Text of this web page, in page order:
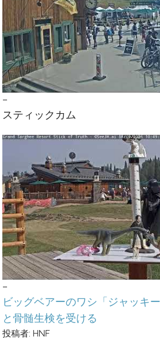
–
スティックカム
–
ビッグベアーのワシ「ジャッキ
と骨髄生検を受ける
投稿者: HNF